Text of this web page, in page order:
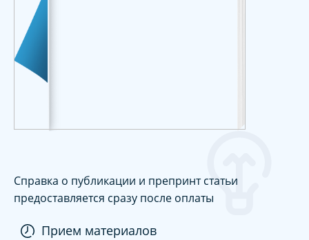
Справка о публикации и препринт статьи
предоставляется сразу после оплаты
Прием материалов